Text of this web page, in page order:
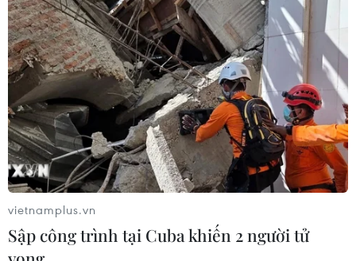
vietnamplus.vn
Sập công trình tại Cuba khiến 2 người tử